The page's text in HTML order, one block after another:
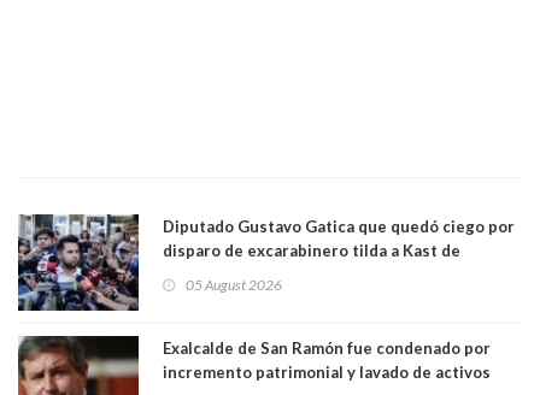
Diputado Gustavo Gatica que quedó ciego por
disparo de excarabinero tilda a Kast de
absolución del exuniformado. Presidente DC
05 August 2026
Exalcalde de San Ramón fue condenado por
incremento patrimonial y lavado de activos